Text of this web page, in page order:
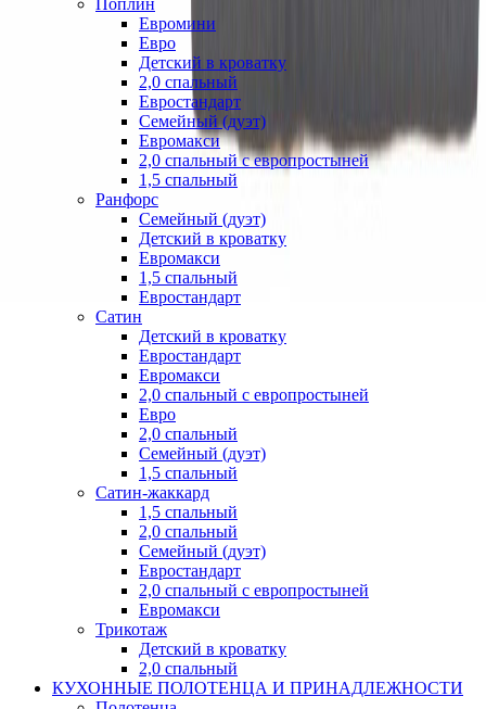
Евромини
Евро
Детский в кроватку
2,0 спальный
Евростандарт
Семейный (дуэт)
Евромакси
2,0 спальный с европростыней
1,5 спальный
Ранфорс
Семейный (дуэт)
Детский в кроватку
Евромакси
1,5 спальный
Евростандарт
Сатин
Детский в кроватку
Евростандарт
Евромакси
2,0 спальный с европростыней
Евро
2,0 спальный
Семейный (дуэт)
1,5 спальный
Сатин-жаккард
1,5 спальный
2,0 спальный
Семейный (дуэт)
Евростандарт
2,0 спальный с европростыней
Евромакси
Трикотаж
Детский в кроватку
2,0 спальный
КУХОННЫЕ ПОЛОТЕНЦА И ПРИНАДЛЕЖНОСТИ